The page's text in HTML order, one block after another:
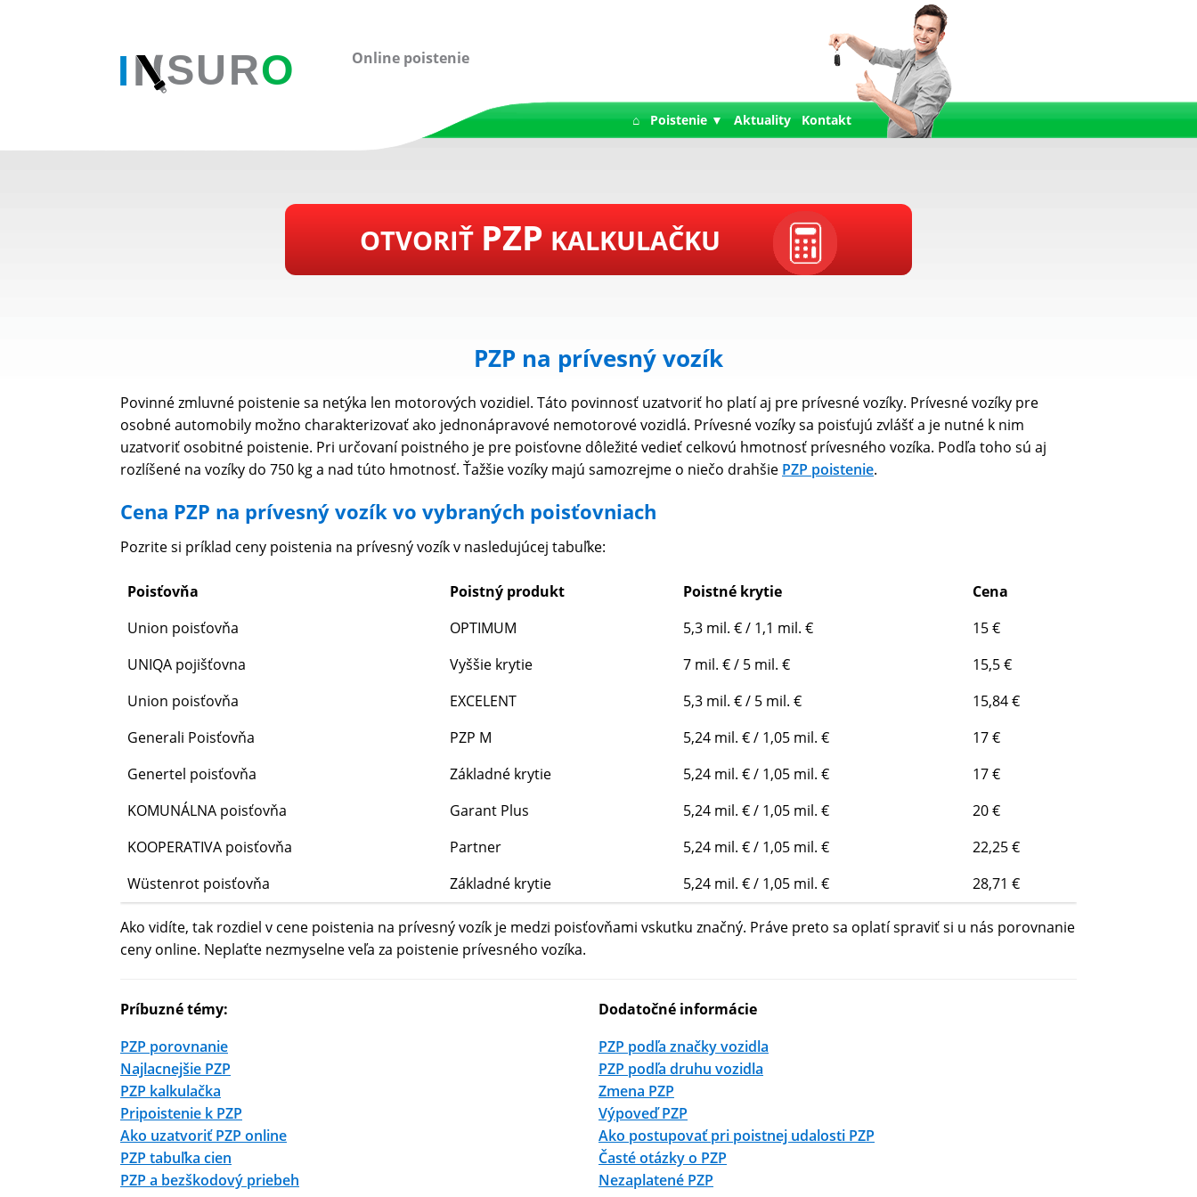
Online poistenie
⌂ Poistenie ▼ Aktuality Kontakt
OTVORIŤ PZP KALKULAČKU
PZP na prívesný vozík
Povinné zmluvné poistenie sa netýka len motorových vozidiel. Táto povinnosť uzatvoriť ho platí aj pre prívesné vozíky. Prívesné vozíky pre
osobné automobily možno charakterizovať ako jednonápravové nemotorové vozidlá. Prívesné vozíky sa poisťujú zvlášť a je nutné k nim
uzatvoriť osobitné poistenie. Pri určovaní poistného je pre poisťovne dôležité vedieť celkovú hmotnosť prívesného vozíka. Podľa toho sú aj
rozlíšené na vozíky do 750 kg a nad túto hmotnosť. Ťažšie vozíky majú samozrejme o niečo drahšie PZP poistenie.
Cena PZP na prívesný vozík vo vybraných poisťovniach
Pozrite si príklad ceny poistenia na prívesný vozík v nasledujúcej tabuľke:
Poisťovňa Poistný produkt Poistné krytie
Cena
Union poisťovňa
OPTIMUM 5,3 mil. € / 1,1 mil. €
15 €
UNIQA pojišťovna
Vyššie krytie 7 mil. € / 5 mil. €
15,5 €
Union poisťovňa
EXCELENT 5,3 mil. € / 5 mil. €
15,84 €
Generali Poisťovňa
PZP M 5,24 mil. € / 1,05 mil. €
17 €
Genertel poisťovňa
Základné krytie 5,24 mil. € / 1,05 mil. €
17 €
KOMUNÁLNA poisťovňa
Garant Plus 5,24 mil. € / 1,05 mil. €
20 €
KOOPERATIVA poisťovňa
Partner 5,24 mil. € / 1,05 mil. €
22,25 €
Wüstenrot poisťovňa
Základné krytie 5,24 mil. € / 1,05 mil. € 28,71 €
Ako vidíte, tak rozdiel v cene poistenia na prívesný vozík je medzi poisťovňami vskutku značný. Práve preto sa oplatí spraviť si u nás porovnanie
ceny online. Neplaťte nezmyselne veľa za poistenie prívesného vozíka.
Príbuzné témy:
PZP porovnanie
Najlacnejšie PZP
PZP kalkulačka
Pripoistenie k PZP
Ako uzatvoriť PZP online
PZP tabuľka cien
PZP a bezškodový priebeh
Dodatočné informácie
PZP podľa značky vozidla
PZP podľa druhu vozidla
Zmena PZP
Výpoveď PZP
Ako postupovať pri poistnej udalosti PZP
Časté otázky o PZP
Nezaplatené PZP